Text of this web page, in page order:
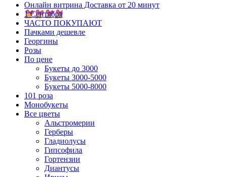
Онлайн витрина Доставка от 20 минут
1 Сентября
ЧАСТО ПОКУПАЮТ
Пачками дешевле
Георгины
Розы
По цене
Букеты до 3000
Букеты 3000-5000
Букеты 5000-8000
101 роза
Монобукеты
Все цветы
Альстромерии
Герберы
Гладиолусы
Гипсофила
Гортензии
Диантусы